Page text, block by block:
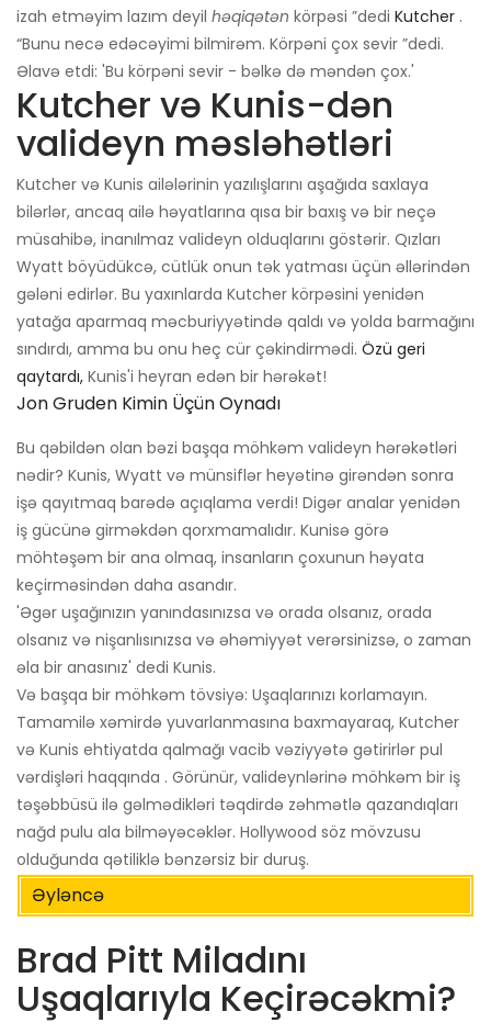
izah etməyim lazım deyil həqiqətən körpəsi ”dedi Kutcher .
“Bunu necə edəcəyimi bilmirəm. Körpəni çox sevir ”dedi.
Əlavə etdi: 'Bu körpəni sevir - bəlkə də məndən çox.'
Kutcher və Kunis-dən
valideyn məsləhətləri
Kutcher və Kunis ailələrinin yazılışlarını aşağıda saxlaya
bilərlər, ancaq ailə həyatlarına qısa bir baxış və bir neçə
müsahibə, inanılmaz valideyn olduqlarını göstərir. Qızları
Wyatt böyüdükcə, cütlük onun tək yatması üçün əllərindən
gələni edirlər. Bu yaxınlarda Kutcher körpəsini yenidən
yatağa aparmaq məcburiyyətində qaldı və yolda barmağını
sındırdı, amma bu onu heç cür çəkindirmədi. Özü geri
qaytardı, Kunis'i heyran edən bir hərəkət!
Jon Gruden Kimin Üçün Oynadı
Bu qəbildən olan bəzi başqa möhkəm valideyn hərəkətləri
nədir? Kunis, Wyatt və münsiflər heyətinə girəndən sonra
işə qayıtmaq barədə açıqlama verdi! Digər analar yenidən
iş gücünə girməkdən qorxmamalıdır. Kunisə görə
möhtəşəm bir ana olmaq, insanların çoxunun həyata
keçirməsindən daha asandır.
'Əgər uşağınızın yanındasınızsa və orada olsanız, orada
olsanız və nişanlısınızsa və əhəmiyyət verərsinizsə, o zaman
əla bir anasınız' dedi Kunis.
Və başqa bir möhkəm tövsiyə: Uşaqlarınızı korlamayın.
Tamamilə xəmirdə yuvarlanmasına baxmayaraq, Kutcher
və Kunis ehtiyatda qalmağı vacib vəziyyətə gətirirlər pul
vərdişləri haqqında . Görünür, valideynlərinə möhkəm bir iş
təşəbbüsü ilə gəlmədikləri təqdirdə zəhmətlə qazandıqları
nağd pulu ala bilməyəcəklər. Hollywood söz mövzusu
olduğunda qətiliklə bənzərsiz bir duruş.
Əyləncə
Brad Pitt Miladını
Uşaqlarıyla Keçirəcəkmi?